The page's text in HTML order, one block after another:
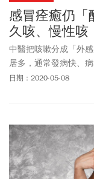
感冒痊癒仍「
久咳、慢性咳
中醫把咳嗽分成「外
居多，通常發病快、
主要是內臟腑器功能失
日期：2020-05-08